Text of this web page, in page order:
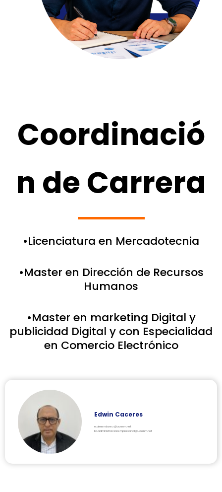
Coordinació
n de Carrera
•Licenciatura en Mercadotecnia
•Master en Dirección de Recursos
Humanos
•Master en marketing Digital y
publicidad Digital y con Especialidad
en Comercio Electrónico
Edwin Caceres
e.almendarez@ucenm.net
lic.administracionempresarial@ucenm.net